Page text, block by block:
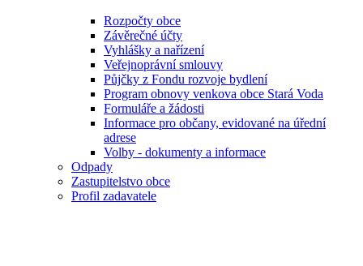
Rozpočty obce
Závěrečné účty
Vyhlášky a nařízení
Veřejnoprávní smlouvy
Půjčky z Fondu rozvoje bydlení
Program obnovy venkova obce Stará Voda
Formuláře a žádosti
Informace pro občany, evidované na úřední
adrese
Volby - dokumenty a informace
Odpady
Zastupitelstvo obce
Profil zadavatele